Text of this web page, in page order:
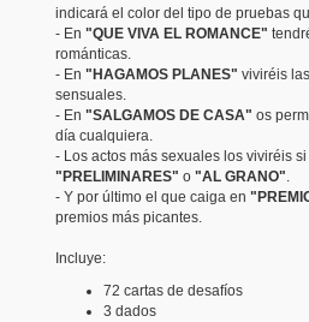
indicará el color del tipo de pruebas
- En "QUE VIVA EL ROMANCE"
románticas.
- En "HAGAMOS PLANES" viviréis
sensuales.
- En "SALGAMOS DE CASA" os
día cualquiera.
- Los actos más sexuales los viviréis
"PRELIMINARES" o "AL GRANO".
- Y por último el que caiga en
premios más picantes.
Incluye:
72 cartas de desafíos
3 dados